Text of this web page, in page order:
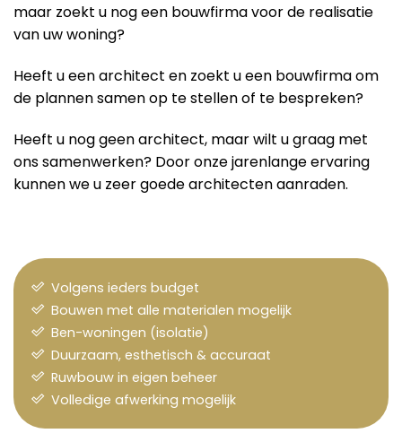
maar zoekt u nog een bouwfirma voor de realisatie
van uw woning?
Heeft u een architect en zoekt u een bouwfirma om
de plannen samen op te stellen of te bespreken?
Heeft u nog geen architect, maar wilt u graag met
ons samenwerken? Door onze jarenlange ervaring
kunnen we u zeer goede architecten aanraden.
Volgens ieders budget
Bouwen met alle materialen mogelijk
Ben-woningen (isolatie)
Duurzaam, esthetisch & accuraat
Ruwbouw in eigen beheer
Volledige afwerking mogelijk